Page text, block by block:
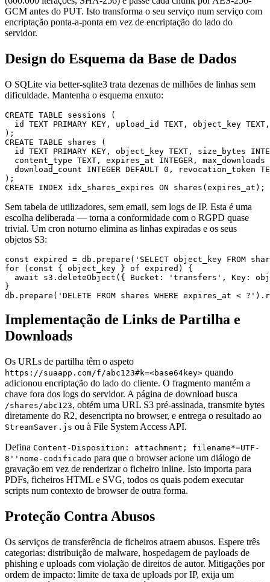
GCM antes do PUT. Isto transforma o seu serviço num serviço com
encriptação ponta-a-ponta em vez de encriptação do lado do
servidor.
Design do Esquema da Base de Dados
O SQLite via better-sqlite3 trata dezenas de milhões de linhas sem
dificuldade. Mantenha o esquema enxuto:
CREATE TABLE sessions (
id TEXT PRIMARY KEY, upload_id TEXT, object_key
);
CREATE TABLE shares (
id TEXT PRIMARY KEY, object_key TEXT, size_bytes
content_type TEXT, expires_at INTEGER, max_downloads
download_count INTEGER DEFAULT 0, revocation_token
);
Sem tabela de utilizadores, sem email, sem logs de IP. Esta é uma
escolha deliberada — torna a conformidade com o RGPD quase
trivial. Um cron noturno elimina as linhas expiradas e os seus
objetos S3:
const expired = db.prepare('SELECT object_key FROM
for (const { object_key } of expired) {
await s3.deleteObject({ Bucket: 'transfers', Key:
}
Implementação de Links de Partilha e
Downloads
Os URLs de partilha têm o aspeto
https://suaapp.com/f/abc123#k=<base64key> quando
adicionou encriptação do lado do cliente. O fragmento mantém a
chave fora dos logs do servidor. A página de download busca
/shares/abc123, obtém uma URL S3 pré-assinada, transmite bytes
diretamente do R2, desencripta no browser, e entrega o resultado ao
StreamSaver.js ou à File System Access API.
Defina Content-Disposition: attachment; filename*=UTF-
8''nome-codificado para que o browser acione um diálogo de
gravação em vez de renderizar o ficheiro inline. Isto importa para
PDFs, ficheiros HTML e SVG, todos os quais podem executar
scripts num contexto de browser de outra forma.
Proteção Contra Abusos
Os serviços de transferência de ficheiros atraem abusos. Espere três
categorias: distribuição de malware, hospedagem de payloads de
phishing e uploads com violação de direitos de autor. Mitigações por
ordem de impacto: limite de taxa de uploads por IP, exija um